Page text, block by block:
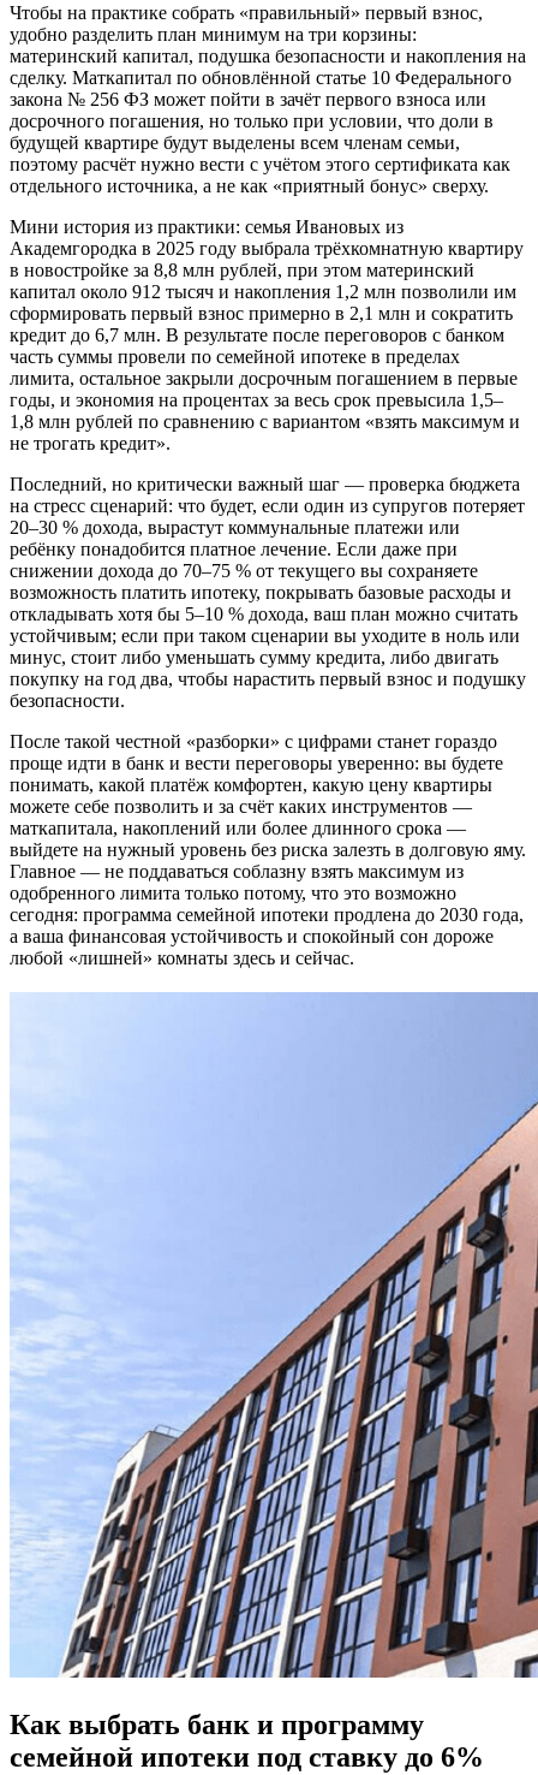
Чтобы на практике собрать «правильный» первый взнос,
удобно разделить план минимум на три корзины:
материнский капитал, подушка безопасности и накопления на
сделку. Маткапитал по обновлённой статье 10 Федерального
закона № 256 ФЗ может пойти в зачёт первого взноса или
досрочного погашения, но только при условии, что доли в
будущей квартире будут выделены всем членам семьи,
поэтому расчёт нужно вести с учётом этого сертификата как
отдельного источника, а не как «приятный бонус» сверху.
Мини история из практики: семья Ивановых из
Академгородка в 2025 году выбрала трёхкомнатную квартиру
в новостройке за 8,8 млн рублей, при этом материнский
капитал около 912 тысяч и накопления 1,2 млн позволили им
сформировать первый взнос примерно в 2,1 млн и сократить
кредит до 6,7 млн. В результате после переговоров с банком
часть суммы провели по семейной ипотеке в пределах
лимита, остальное закрыли досрочным погашением в первые
годы, и экономия на процентах за весь срок превысила 1,5–
1,8 млн рублей по сравнению с вариантом «взять максимум и
не трогать кредит».
Последний, но критически важный шаг — проверка бюджета
на стресс сценарий: что будет, если один из супругов потеряет
20–30 % дохода, вырастут коммунальные платежи или
ребёнку понадобится платное лечение. Если даже при
снижении дохода до 70–75 % от текущего вы сохраняете
возможность платить ипотеку, покрывать базовые расходы и
откладывать хотя бы 5–10 % дохода, ваш план можно считать
устойчивым; если при таком сценарии вы уходите в ноль или
минус, стоит либо уменьшать сумму кредита, либо двигать
покупку на год два, чтобы нарастить первый взнос и подушку
безопасности.
После такой честной «разборки» с цифрами станет гораздо
проще идти в банк и вести переговоры уверенно: вы будете
понимать, какой платёж комфортен, какую цену квартиры
можете себе позволить и за счёт каких инструментов —
маткапитала, накоплений или более длинного срока —
выйдете на нужный уровень без риска залезть в долговую яму.
Главное — не поддаваться соблазну взять максимум из
одобренного лимита только потому, что это возможно
сегодня: программа семейной ипотеки продлена до 2030 года,
а ваша финансовая устойчивость и спокойный сон дороже
любой «лишней» комнаты здесь и сейчас.
Как выбрать банк и программу
семейной ипотеки под ставку до 6%